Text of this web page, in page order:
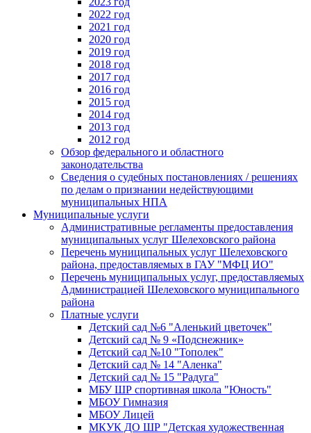
2022 год
2021 год
2020 год
2019 год
2018 год
2017 год
2016 год
2015 год
2014 год
2013 год
2012 год
Обзор федерального и областного
законодательства
Сведения о судебных постановлениях / решениях
по делам о признании недействующими
муниципальных НПА
Муниципальные услуги
Административные регламенты предоставления
муниципальных услуг Шелеховского района
Перечень муниципальных услуг Шелеховского
района, предоставляемых в ГАУ "МФЦ ИО"
Перечень муниципальных услуг, предоставляемых
Администрацией Шелеховского муниципального
района
Платные услуги
Детский сад №6 "Аленький цветочек"
Детский сад № 9 «Подснежник»
Детский сад №10 "Тополек"
Детский сад № 14 "Аленка"
Детский сад № 15 "Радуга"
МБУ ШР спортивная школа "Юность"
МБОУ Гимназия
МБОУ Лицей
МКУК ДО ШР "Детская художественная